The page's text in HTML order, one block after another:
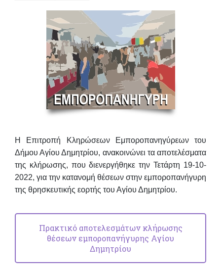
Η Επιτροπή Κληρώσεων Εμποροπανηγύρεων του
Δήμου Αγίου Δημητρίου, ανακοινώνει τα αποτελέσματα
της κλήρωσης, που διενεργήθηκε τηνΤετάρτη 19-10-
2022, για την κατανομή θέσεων στην εμποροπανήγυρη
της θρησκευτικής εορτής του Αγίου Δημητρίου.
Πρακτικό αποτελεσμάτων κλήρωσης
θέσεων εμποροπανήγυρης Αγίου
Δημητρίου